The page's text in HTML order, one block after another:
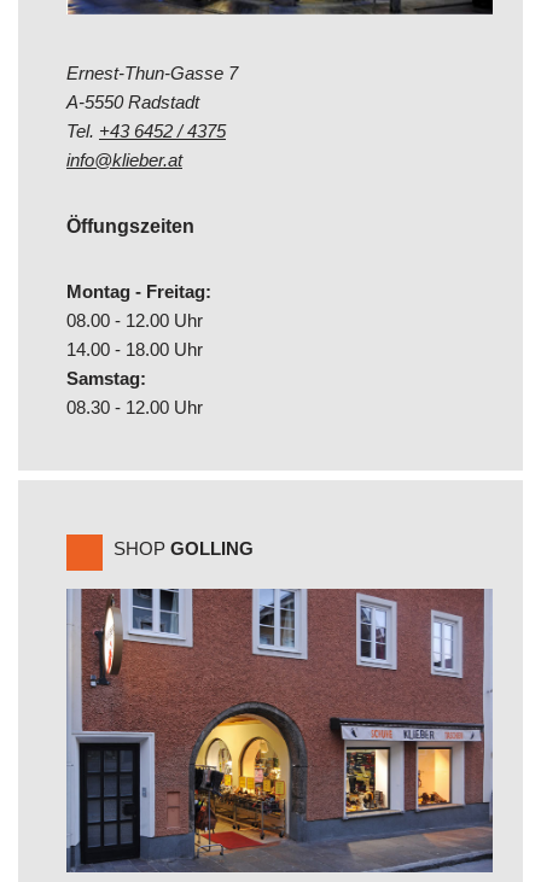
Ernest-Thun-Gasse 7
A-5550 Radstadt
Tel. +43 6452 / 4375
info@klieber.at
Öffungszeiten
Montag - Freitag:
08.00 - 12.00 Uhr
14.00 - 18.00 Uhr
Samstag:
08.30 - 12.00 Uhr
SHOP GOLLING